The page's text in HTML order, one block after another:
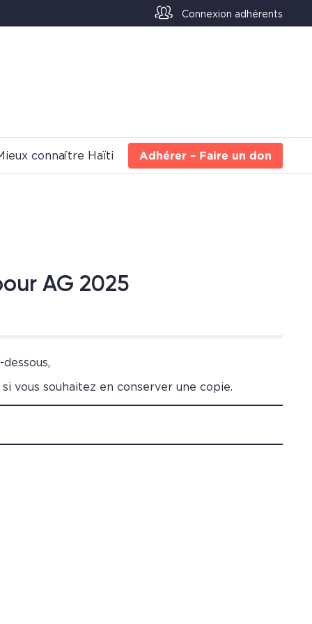
Connexion adhérents
connaître Haïti Adhérer – Faire un don
AG 2025
vous souhaitez en conserver une copie.